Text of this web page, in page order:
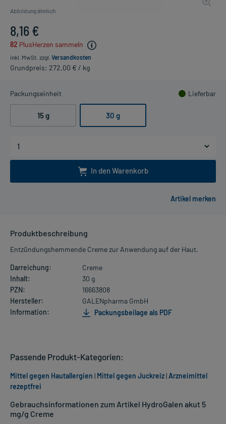
Abbildung ähnlich
8,16 €
82 PlusHerzen sammeln
inkl. MwSt. zzgl. Versandkosten
Grundpreis: 272,00 € / kg
Packungseinheit Lieferbar
15 g 30 g
In den Warenkorb
Produktbeschreibung
Entzündungshemmende Creme zur Anwendung auf der Haut.
Darreichung:
Creme
Inhalt:
30 g
PZN:
16663808
Hersteller:
GALENpharma GmbH
Information:
Packungsbeilage als PDF
Gebrauchsinformationen zum Artikel HydroGalen akut 5
mg/g Creme
Passende Produkt-Kategorien:
Mittel gegen Hautallergien | Mittel gegen Juckreiz|Arzneimittel
rezeptfrei